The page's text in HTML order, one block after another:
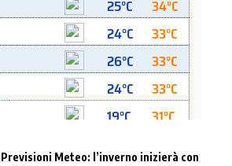
Previsioni Meteo: l’inverno inizierà con